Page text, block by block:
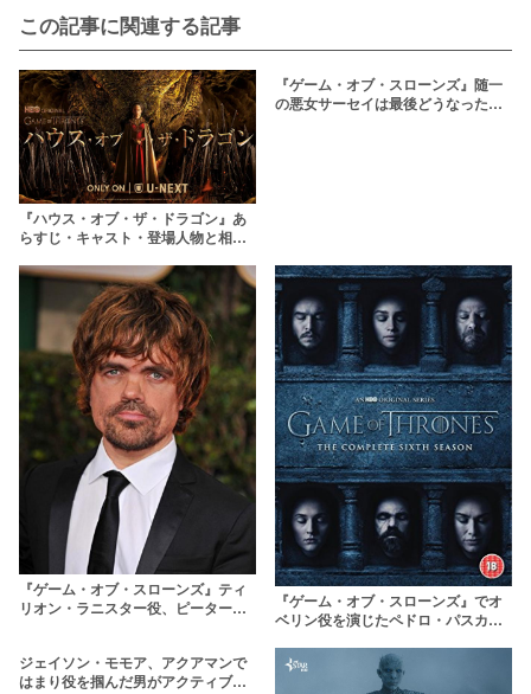
この記事に関連する記事
『ハウス・オブ・ザ・ドラゴン』あ
らすじ・キャスト・登場人物と相関
『ゲーム・オブ・スローンズ』随一
の悪女サーセイは最後どうなった？
『ゲーム・オブ・スローンズ』ティ
リオン・ラニスター役、ピーター・
『ゲーム・オブ・スローンズ』でオ
ベリン役を演じたペドロ・パスカル
ジェイソン・モモア、アクアマンで
はまり役を掴んだ男がアクティブ過